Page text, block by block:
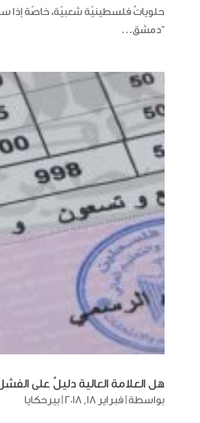
حلوياتٌ فلسطينيّة شعبيّة، خاصّة إذا
“دمشق...
هل العلامة العالية دليلٌ على
بواسطة فبراير 18, 2018 بيرحكايا